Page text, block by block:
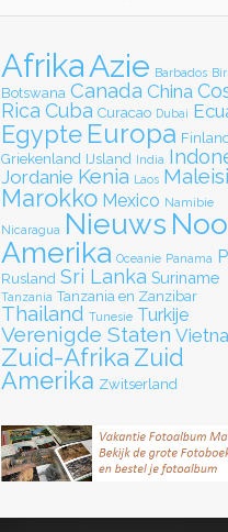
AfrikaAzie Barbados
Botswana Canada China
Rica Cuba Curacao Dubai
Egypte Europa
Griekenland IJsland India
Jordanie Kenia Laos
Marokko Mexico Namibie
Nicaragua Nieuws
Amerika Oceanie Panama
Rusland Sri Lanka Suriname
Tanzania Tanzania en Zanzibar
Thailand Tunesie Turkije
Verenigde Staten
Zuid-Afrika Zuid
Amerika Zwitserland